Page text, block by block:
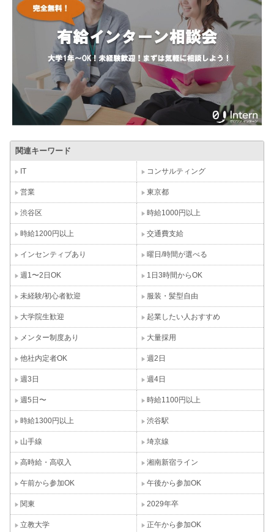
関連キーワード
IT コンサルティング
営業 東京都
渋谷区 時給1000円以上
時給1200円以上 交通費支給
インセンティブあり 曜日/時間が選べる
週1〜2日OK 1日3時間からOK
未経験/初心者歓迎 服装・髪型自由
大学院生歓迎 起業したい人おすすめ
メンター制度あり 大量採用
他社内定者OK 週2日
週3日 週4日
週5日〜 時給1100円以上
時給1300円以上 渋谷駅
山手線 埼京線
高時給・高収入 湘南新宿ライン
午前から参加OK 午後から参加OK
関東 2029年卒
立教大学 正午から参加OK